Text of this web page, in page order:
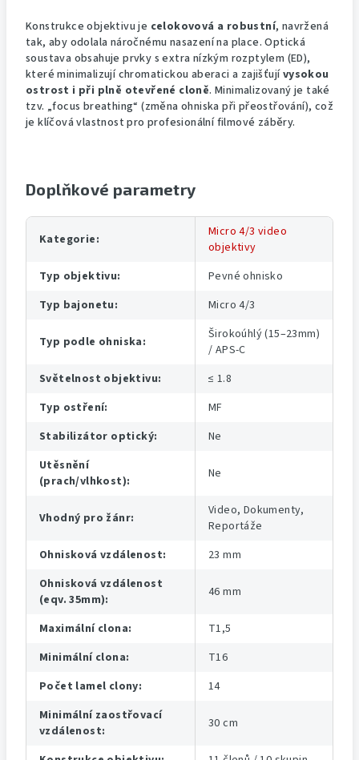
Konstrukce objektivu je celokovová a robustní, navržená
tak, aby odolala náročnému nasazení na place. Optická
soustava obsahuje prvky s extra nízkým rozptylem (ED),
které minimalizují chromatickou aberaci a zajišťujívysokou
ostrost i při plně otevřené cloně. Minimalizovaný je také
tzv. „focus breathing“ (změna ohniska při přeostřování), což
je klíčová vlastnost pro profesionální filmové záběry.
Doplňkové parametry
Kategorie:
Micro 4/3 video
objektivy
Typ objektivu:
Pevné ohnisko
Typ bajonetu: Micro 4/3
Typ podle ohniska:
Širokoúhlý (15–23mm)
/ APS-C
Světelnost objektivu:
≤ 1.8
Typ ostření:
MF
Stabilizátor optický:
Ne
Utěsnění
(prach/vlhkost): Ne
Vhodný pro žánr:
Video, Dokumenty,
Reportáže
Ohnisková vzdálenost:
23 mm
Ohnisková vzdálenost
(eqv. 35mm): 46 mm
Maximální clona:
T1,5
Minimální clona:
T16
Počet lamel clony:
14
Minimální zaostřovací
vzdálenost: 30 cm